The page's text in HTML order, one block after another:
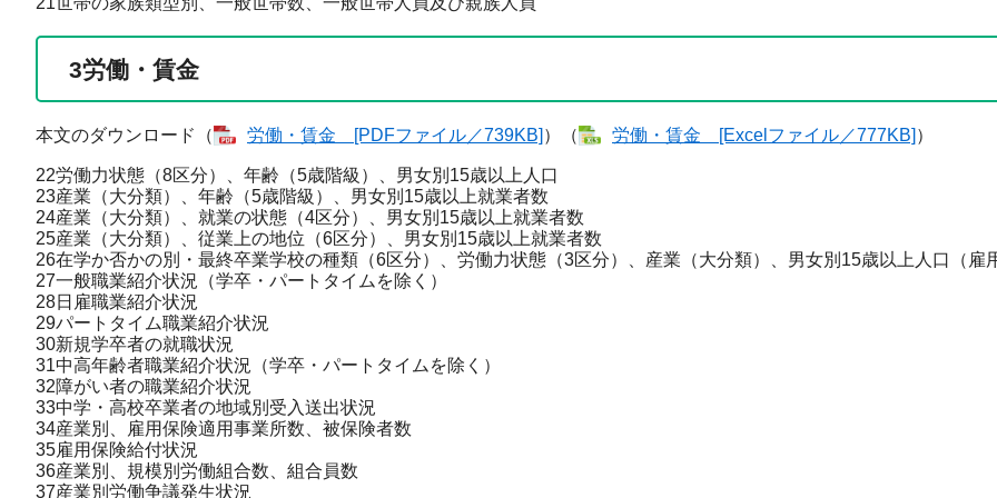
3労働・賃金
本文のダウンロード（ 労働・賃金 [PDFファイル／739KB] ）（ 労働・賃金 [Excelファイル／777KB] ）
22労働力状態（8区分）、年齢（5歳階級）、男女別15歳以上人口
23産業（大分類）、年齢（5歳階級）、男女別15歳以上就業者数
24産業（大分類）、就業の状態（4区分）、男女別15歳以上就業者数
25産業（大分類）、従業上の地位（6区分）、男女別15歳以上就業者数
26在学か否かの別・最終卒業学校の種類（6区分）、労働力状態（3区分）、産業（大分類）、男女別15歳以上人口（雇
27一般職業紹介状況（学卒・パートタイムを除く）
28日雇職業紹介状況
29パートタイム職業紹介状況
30新規学卒者の就職状況
31中高年齢者職業紹介状況（学卒・パートタイムを除く）
32障がい者の職業紹介状況
33中学・高校卒業者の地域別受入送出状況
34産業別、雇用保険適用事業所数、被保険者数
35雇用保険給付状況
36産業別、規模別労働組合数、組合員数
37産業別労働争議発生状況